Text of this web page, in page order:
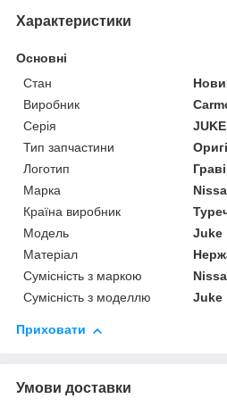
Характеристики
Основні
Стан
Виробник
Серія
Тип запчастини
Логотип
Марка
Країна виробник
Модель
Juke
Матеріал
Сумісність з маркою
Сумісність з моделлю
Juke
Приховати
Умови доставки